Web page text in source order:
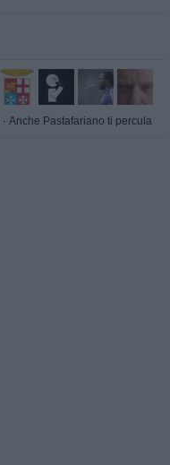
· Anche Pastafariano ti percula